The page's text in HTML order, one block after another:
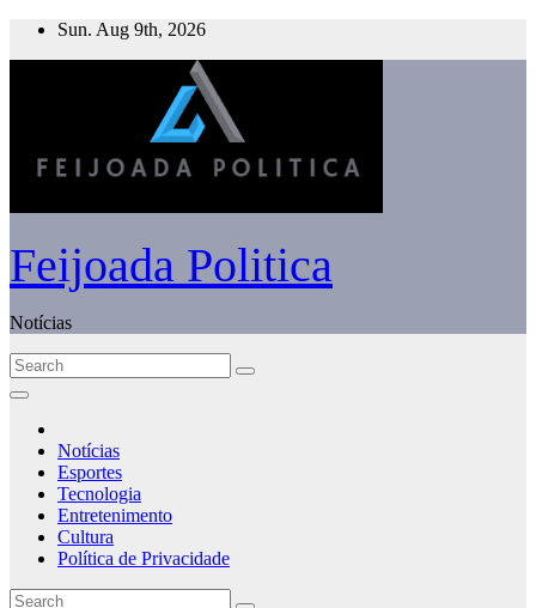
Skip
Sun. Aug 9th, 2026
Feijoada Politica
Notícias
Notícias
Esportes
Tecnologia
Entretenimento
Cultura
Política de Privacidade